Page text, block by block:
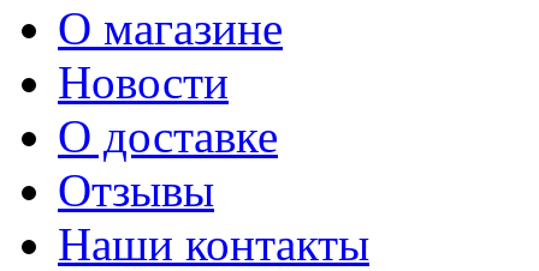
О магазине
Новости
О доставке
Отзывы
Наши контакты